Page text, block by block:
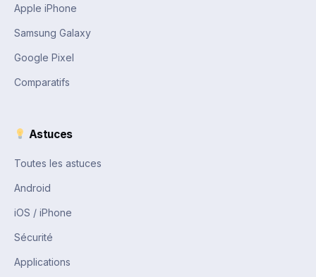
Apple iPhone
Samsung Galaxy
Google Pixel
Comparatifs
Astuces
Toutes les astuces
Android
iOS / iPhone
Sécurité
Applications